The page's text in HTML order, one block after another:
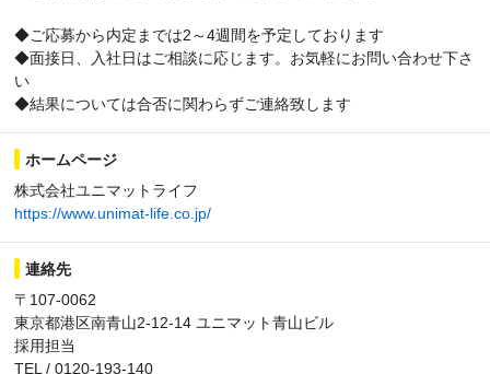
◆ご応募から内定までは2～4週間を予定しております
◆面接日、入社日はご相談に応じます。お気軽にお問い合わせ下さ
い
◆結果については合否に関わらずご連絡致します
ホームページ
株式会社ユニマットライフ
https://www.unimat-life.co.jp/
連絡先
〒107-0062
東京都港区南青山2-12-14 ユニマット青山ビル
採用担当
TEL / 0120-193-140